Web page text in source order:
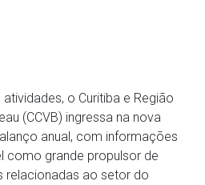
o Curitiba e Região
(CCVB) ingressa na nova
anual, com informações
como grande propulsor de
relacionadas ao setor do